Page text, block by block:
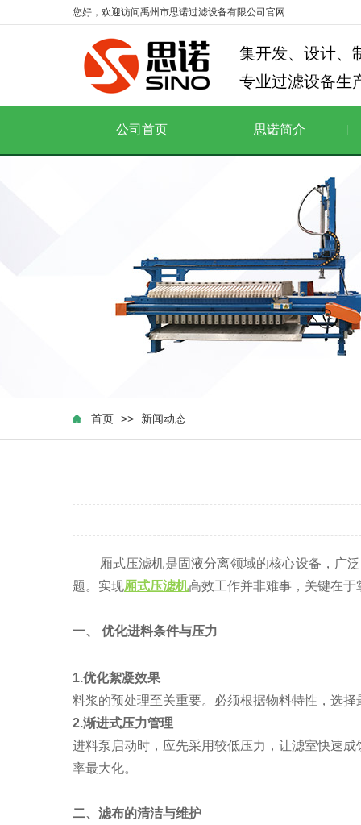
您好，欢迎访问禹州市思诺过滤设备有限公司官网
公司首页 思诺简介
首页 >> 新闻动态
厢式压滤机是固液分离领域的核心设备，广泛
题。实现厢式压滤机高效工作并非难事，关键在
一、 优化进料条件与压力
1.优化絮凝效果
料浆的预处理至关重要。必须根据物料特性，选
2.渐进式压力管理
进料泵启动时，应先采用较低压力，让滤室快速
率最大化。
二、滤布的清洁与维护